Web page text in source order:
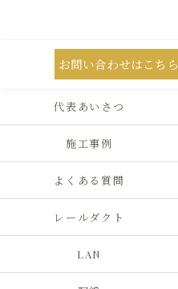
お問い合わせはこちら
代表あいさつ
施工事例
よくある質問
レールダクト
LAN